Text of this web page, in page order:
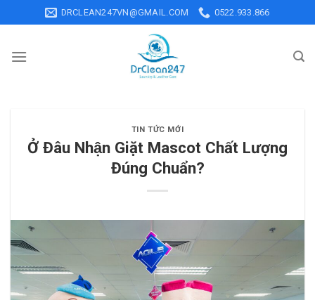
to
DRCLEAN247VN@GMAIL.COM 0522.933.866
TIN TỨC MỚI
Ở Đâu Nhận Giặt Mascot Chất Lượng
Đúng Chuẩn?